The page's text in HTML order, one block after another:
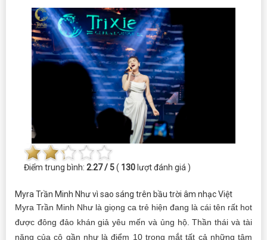
Điểm trung bình: 2.27 / 5( 130 lượt đánh giá )
Myra Trần Minh Như vì sao sáng trên bầu trời âm nhạc Việt
Myra Trần Minh Như là giọng ca trẻ hiện đang là cái tên rất hot
được đông đảo khán giả yêu mến và ủng hộ. Thần thái và tài
năng của cô gần như là điểm 10 trong mắt tất cả những tâm